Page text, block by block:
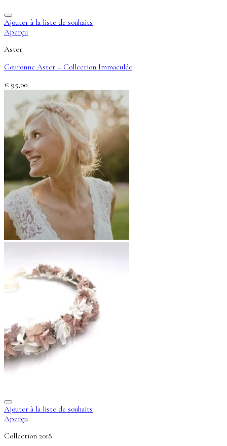
Ajouter à la liste de souhaits
Aperçu
Aster
Couronne Aster – Collection Immaculée
€ 95,00
Ajouter à la liste de souhaits
Aperçu
Collection 2018